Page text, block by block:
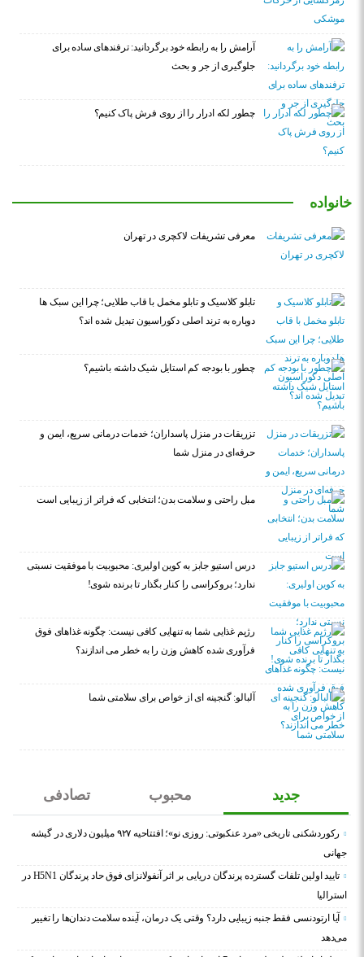
آرامش را به رابطه خود برگردانید: ترفندهای ساده برای
جلوگیری از جر و بحث
چطور لکه ادرار را از روی فرش پاک کنیم؟
خانواده
معرفی تشریفات لاکچری در تهران
تابلو کلاسیک و تابلو مخمل با قاب طلایی؛ چرا این سبک ها
دوباره به ترند اصلی دکوراسیون تبدیل شده اند؟
چطور با بودجه کم استایل شیک داشته باشیم؟
تزریقات در منزل پاسداران؛ خدمات درمانی سریع، ایمن و
حرفه‌ای در منزل شما
مبل راحتی و سلامت بدن؛ انتخابی که فراتر از زیبایی است
درس استیو جابز به کوین اولیری: محبوبیت با موفقیت نسبتی
ندارد؛ بروکراسی را کنار بگذار تا برنده شوی!
رژیم غذایی شما به تنهایی کافی نیست: چگونه غذاهای فوق
فرآوری شده کاهش وزن را به خطر می اندازند؟
آلبالو: گنجینه ای از خواص برای سلامتی شما
جدید محبوب تصادفی
رکوردشکنی تاریخی «مرد عنکبوتی: روزی نو»؛ افتتاحیه ۹۲۷ میلیون دلاری در گیشه
جهانی
تایید اولین تلفات گسترده پرندگان دریایی بر اثر آنفولانزای فوق حاد پرندگان H5N1 در
استرالیا
آیا ارتودنسی فقط جنبه زیبایی دارد؟ وقتی یک درمان، آینده سلامت دندان‌ها را تغییر
می‌دهد